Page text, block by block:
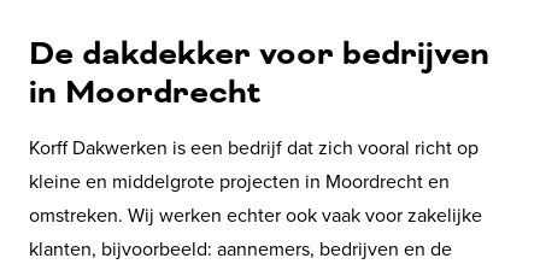
De dakdekker voor bedrijven
in Moordrecht
Korff Dakwerken is een bedrijf dat zich vooral richt op
kleine en middelgrote projecten in Moordrecht en
omstreken. Wij werken echter ook vaak voor zakelijke
klanten, bijvoorbeeld: aannemers, bedrijven en de